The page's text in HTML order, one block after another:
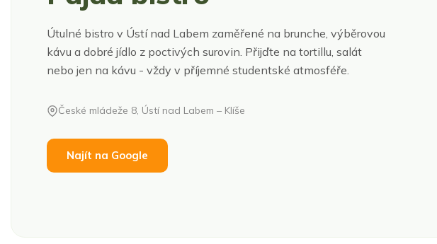
Útulné bistro v Ústí nad Labem zaměřené na brunche, výběrovou
kávu a dobré jídlo z poctivých surovin. Přijďte na tortillu, salát
nebo jen na kávu - vždy v příjemné studentské atmosféře.
České mládeže 8, Ústí nad Labem – Klíše
Najít na Google